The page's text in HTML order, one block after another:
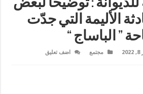
للديوانة : توضيحا لبعض
الأليمة التي جدّت
” الباساج “
مجتمع
اضف تعليق